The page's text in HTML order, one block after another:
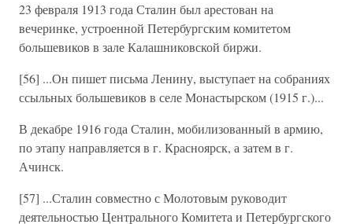
23 февраля 1913 года Сталин был арестован на
вечеринке, устроенной Петербургским комитетом
большевиков в зале Калашниковской биржи.
[56] ...Он пишет письма Ленину, выступает на собраниях
ссыльных большевиков в селе Монастырском (1915 г.)...
В декабре 1916 года Сталин, мобилизованный в армию,
по этапу направляется в г. Красноярск, а затем в г.
Ачинск.
[57] ...Сталин совместно с Молотовым руководит
деятельностью Центрального Комитета и Петербургского